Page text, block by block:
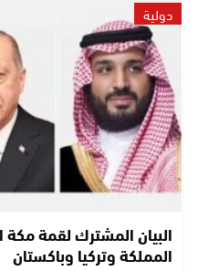
دولية
البيان المشترك لقمة
المملكة وتركيا وباكستان